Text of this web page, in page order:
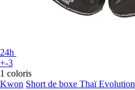
24h
+-3
1 coloris
Kwon Short de boxe Thaï Evolution